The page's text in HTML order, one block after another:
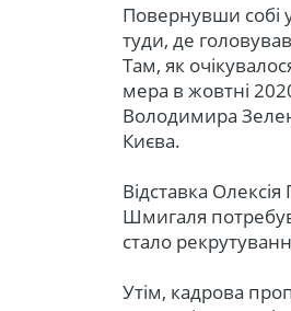
Повернувши собі
туди, де
Там, як
мера в жовтні
Володимира
Києва.
Відставка
Шмигаля
стало
Утім, кадрова